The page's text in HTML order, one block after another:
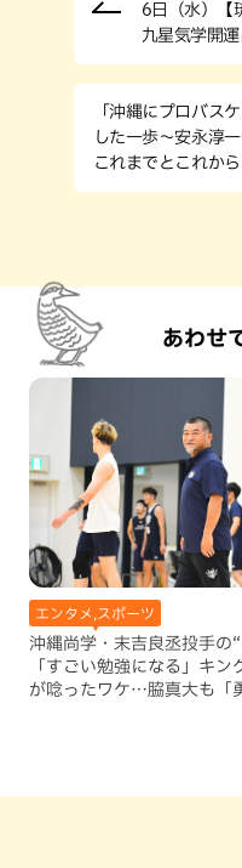
6日（水）【
九星気学開運
「沖縄にプロバス
した一歩～安永淳
これまでとこれから
あわせ
エンタメ,スポーツ
沖縄尚学・末吉良丞投手の
「すごい勉強になる」キン
が唸ったワケ…脇真大も「